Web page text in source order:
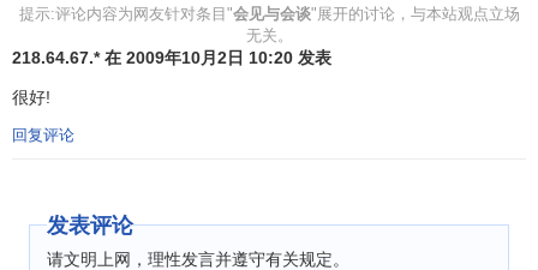
居中。涉外会谈中，我国习惯把译员安排在主谈人右侧，但
有的国家亦让译员坐在后面，一般应尊重主人的安排。其他
人数少，也可安排在会谈桌就座。
围的会谈也可以不用桌子，只设沙发，双方座位按会见座位
提示:评论内容为网友针对条目"会见与会谈"展开的讨论，与本站观点立场
无关。
218.64.67.* 在 2009年10月2日 10:20 发表
很好!
回复评论
发表评论
请文明上网，理性发言并遵守有关规定。